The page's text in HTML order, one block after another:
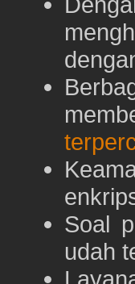
Soal
udah